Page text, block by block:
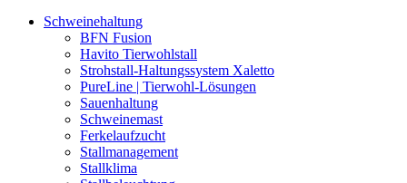
Schweinehaltung
BFN Fusion
Havito Tierwohlstall
Strohstall-Haltungssystem Xaletto
PureLine | Tierwohl-Lösungen
Sauenhaltung
Schweinemast
Ferkelaufzucht
Stallmanagement
Stallklima